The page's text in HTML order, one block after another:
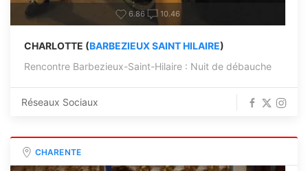
6.86 10.46
CHARLOTTE (BARBEZIEUX SAINT HILAIRE)
Rencontre Barbezieux-Saint-Hilaire : Nuit de débauche
Réseaux Sociaux
CHARENTE